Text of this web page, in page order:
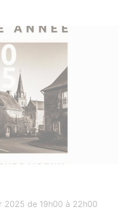
2025 de 19h00 à 22h00